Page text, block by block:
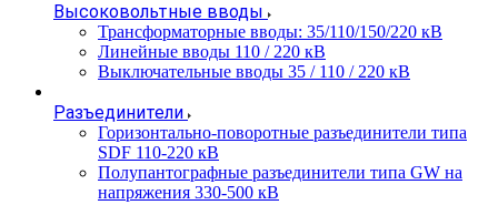
Высоковольтные вводы
Трансформаторные вводы: 35/110/150/220 кВ
Линейные вводы 110 / 220 кВ
Выключательные вводы 35 / 110 / 220 кВ
Разъединители
Горизонтально-поворотные разъединители типа
SDF 110-220 кВ
Полупантографные разъединители типа GW на
напряжения 330-500 кВ